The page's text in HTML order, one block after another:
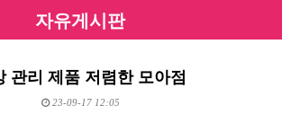
자유게시판
관리 제품 저렴한 모아점
23-09-17 12:05